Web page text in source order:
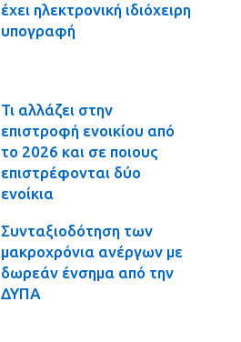
έχει ηλεκτρονική ιδιόχειρη
υπογραφή
Τι αλλάζει στην
επιστροφή ενοικίου από
το 2026 και σε ποιους
επιστρέφονται δύο
ενοίκια
Συνταξιοδότηση των
μακροχρόνια ανέργων με
δωρεάν ένσημα από την
ΔΥΠΑ